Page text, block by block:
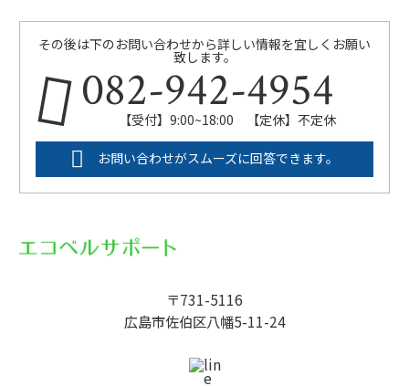
その後は下のお問い合わせから詳しい情報を宜しくお願い
致します。
082-942-4954
【受付】9:00~18:00 【定休】不定休
お問い合わせがスムーズに回答できます。
〒731-5116
広島市佐伯区八幡5-11-24